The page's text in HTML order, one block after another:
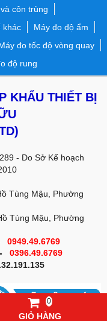
côn trùng
khác
Máy đo độ ẩm
đo tốc độ vòng quay
độ rung
KHẨU THIẾT BỊ
- Do Sở Kế hoạch
Tùng Mậu, Phường
Tùng Mậu, Phường
0949.49.6769
-
0396.49.6769
0
GIỎ HÀNG